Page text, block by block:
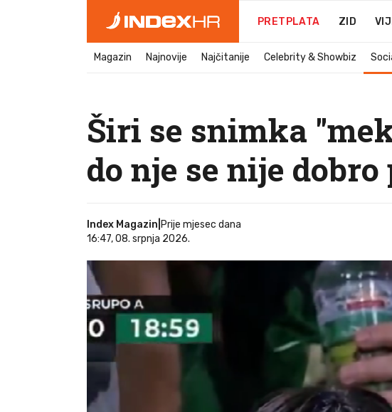
PRETPLATA ZID
Magazin Najnovije Najčitanije Celebrity & Showbiz
Širi se snimka
do nje se nije dobro
Index Magazin
Prije mjesec dana
16:47, 08. srpnja 2026.